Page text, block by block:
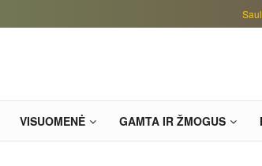
VISUOMENĖ GAMTA IR ŽMOGUS